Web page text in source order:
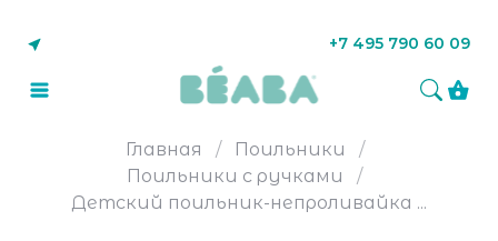
+7 495 790 60 09
Главная
Поильники
Поильники с ручками
Детский поильник-непроливайка ...